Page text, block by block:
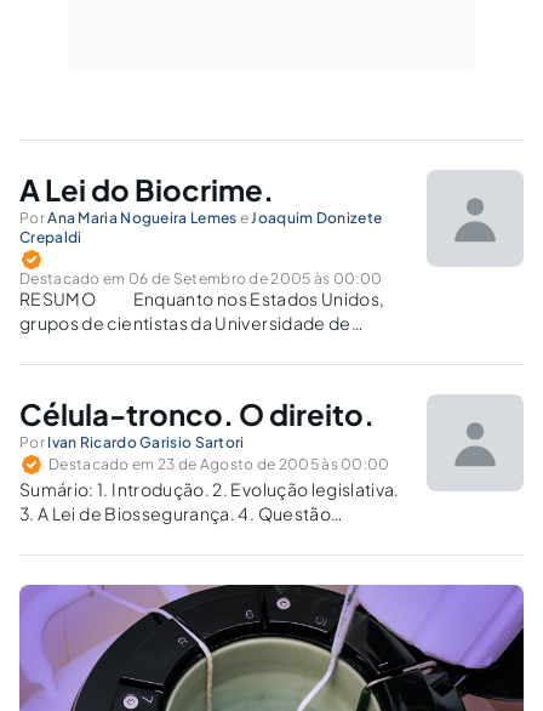
A Lei do Biocrime.
PorAna Maria Nogueira Lemes eJoaquim Donizete
Crepaldi
Destacado em 06 de Setembro de 2005 às 00:00
RESUMO Enquanto nos Estados Unidos,
grupos de cientistas da Universidade de
sério e consciente, demonstrar ser possível a
extraídas da medula óssea de animais adultos,
sem destruir embriões, no Brasil,…
Célula-tronco. O direito.
Por Ivan Ricardo Garisio Sartori
Destacado em 23 de Agosto de 2005 às 00:00
Sumário: 1. Introdução. 2. Evolução legislativa.
3. A Lei de Biossegurança. 4. Questão
adulta. 6. Direito à Saúde. 7. Clonagem
humana. 8. Falha legislativa relevante. 9.
Fecho. 1. Introdução. O tema proposto
vem…